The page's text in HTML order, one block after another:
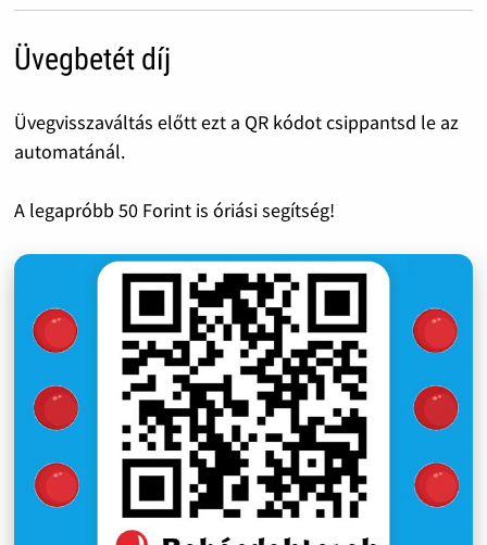
Üvegbetét díj
Üvegvisszaváltás előtt ezt a QR kódot csippantsd le az
automatánál.
A legapróbb 50 Forint is óriási segítség!